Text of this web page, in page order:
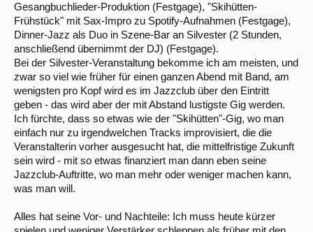
Gesangbuchlieder-Produktion (Festgage), "Skihütten-
Frühstück" mit Sax-Impro zu Spotify-Aufnahmen (Festgage),
Dinner-Jazz als Duo in Szene-Bar an Silvester (2 Stunden,
anschließend übernimmt der DJ) (Festgage).
Bei der Silvester-Veranstaltung bekomme ich am meisten, und
zwar so viel wie früher für einen ganzen Abend mit Band, am
wenigsten pro Kopf wird es im Jazzclub über den Eintritt
geben - das wird aber der mit Abstand lustigste Gig werden.
Ich fürchte, dass so etwas wie der "Skihütten"-Gig, wo man
einfach nur zu irgendwelchen Tracks improvisiert, die die
Veranstalterin vorher ausgesucht hat, die mittelfristige Zukunft
sein wird - mit so etwas finanziert man dann eben seine
Jazzclub-Auftritte, wo man mehr oder weniger machen kann,
was man will.
Alles hat seine Vor- und Nachteile: Ich muss heute kürzer